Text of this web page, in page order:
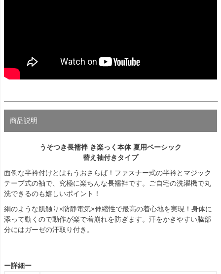
商品説明
うそつき長襦袢 き楽っく本体 夏用ベーシック
替え袖付きタイプ
面倒な半衿付けとはもうおさらば！ファスナー式の半衿とマジック
テープ式の袖で、究極に楽ちんな長襦袢です。ご自宅の洗濯機で丸
洗できるのも嬉しいポイント！
絹のような肌触り×防静電気×伸縮性で最高の着心地を実現！身体に
添って動くので動作が楽で着崩れを防ぎます。汗をかきやすい脇部
分にはガーゼの汗取り付き。
ー詳細ー